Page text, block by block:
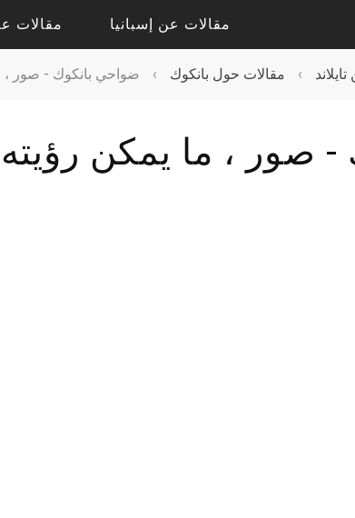
مقالات عن إسبانيا
مقالات حول فالنسيا
مقالات
مقالات حول
› مقالات حول بانكوك › ضواحي بانكوك - صور ،
صور ، ما يمكن رؤيته